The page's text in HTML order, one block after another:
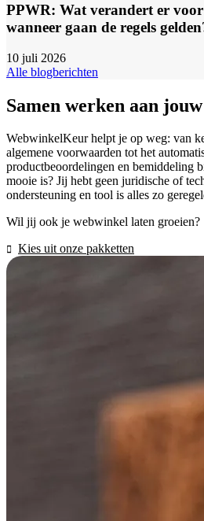
PPWR: Wat verandert er
wanneer gaan de regels
10 juli 2026
Alle blogberichten
Samen werken aan jouw
WebwinkelKeur helpt je op weg: van
algemene voorwaarden tot het
productbeoordelingen en bemiddeling
mooie is? Jij hebt geen juridische of
ondersteuning en tool is alles zo
Wil jij ook je webwinkel laten groeien?
Kies uit onze pakketten